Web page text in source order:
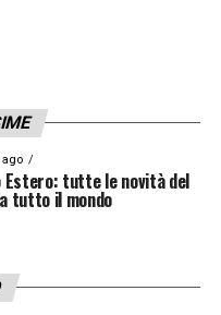
ago
Estero: tutte le novità del
tutto il mondo